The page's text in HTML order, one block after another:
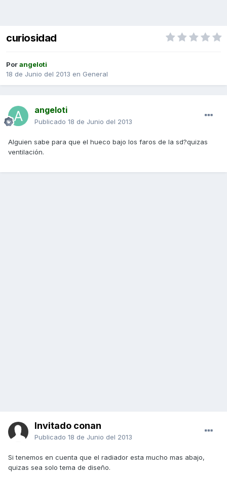
curiosidad
Porangeloti
18 de Junio del 2013 en General
angeloti
Publicado 18 de Junio del 2013
Alguien sabe para que el hueco bajo los faros de la sd?quizas
ventilación.
Invitado conan
Publicado 18 de Junio del 2013
Si tenemos en cuenta que el radiador esta mucho mas abajo,
quizas sea solo tema de diseño.